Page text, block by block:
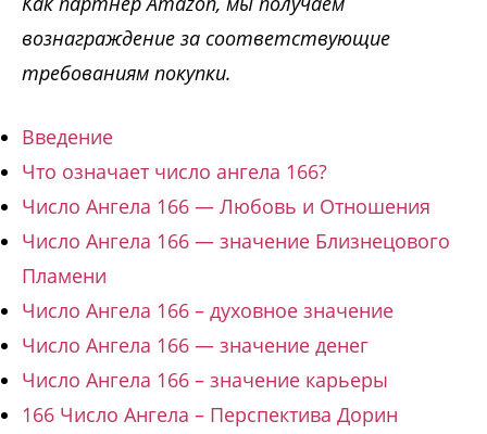
вознаграждение за соответствующие
требованиям покупки.
Введение
Что означает число ангела 166?
Число Ангела 166 — Любовь и Отношения
Число Ангела 166 — значение Близнецового
Пламени
Число Ангела 166 – духовное значение
Число Ангела 166 — значение денег
Число Ангела 166 – значение карьеры
166 Число Ангела – Перспектива Дорин